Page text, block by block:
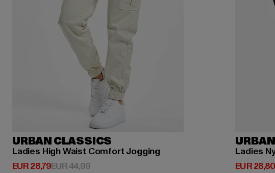
URBAN CLASSICS
Ladies High Waist Comfort Jogging
EUR 28,79
Huidige prijs: EUR 28,79
EUR 44,99Actieprijs: EUR 44,99
Ladies
EUR 28,80
Huidige